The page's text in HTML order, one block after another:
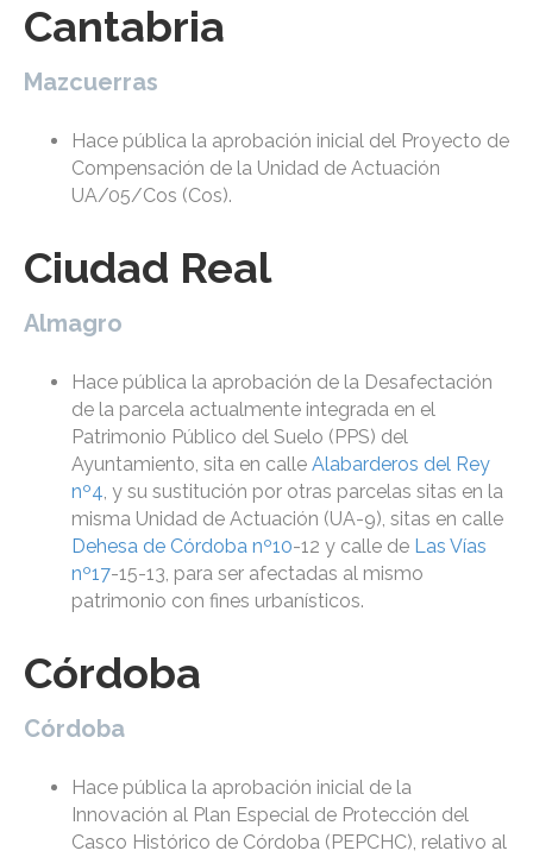
Cantabria
Mazcuerras
Hace pública la aprobación inicial del Proyecto de
Compensación de la Unidad de Actuación
UA/05/Cos (Cos).
Ciudad Real
Almagro
Hace pública la aprobación de la Desafectación
de la parcela actualmente integrada en el
Patrimonio Público del Suelo (PPS) del
Ayuntamiento, sita en calle Alabarderos del Rey
nº4, y su sustitución por otras parcelas sitas en la
misma Unidad de Actuación (UA-9), sitas en calle
Dehesa de Córdoba nº10-12 y calle de Las Vías
nº17-15-13, para ser afectadas al mismo
patrimonio con fines urbanísticos.
Córdoba
Córdoba
Hace pública la aprobación inicial de la
Innovación al Plan Especial de Protección del
Casco Histórico de Córdoba (PEPCHC), relativo al